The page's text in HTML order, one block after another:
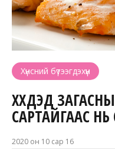
Хүнсний бүтээгдэхүүн
ХҮҮХДЭД
САРТАЙГААС
2020 он 10 сар 16